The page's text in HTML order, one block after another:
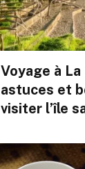
Voyage à
astuces et
visiter l’île